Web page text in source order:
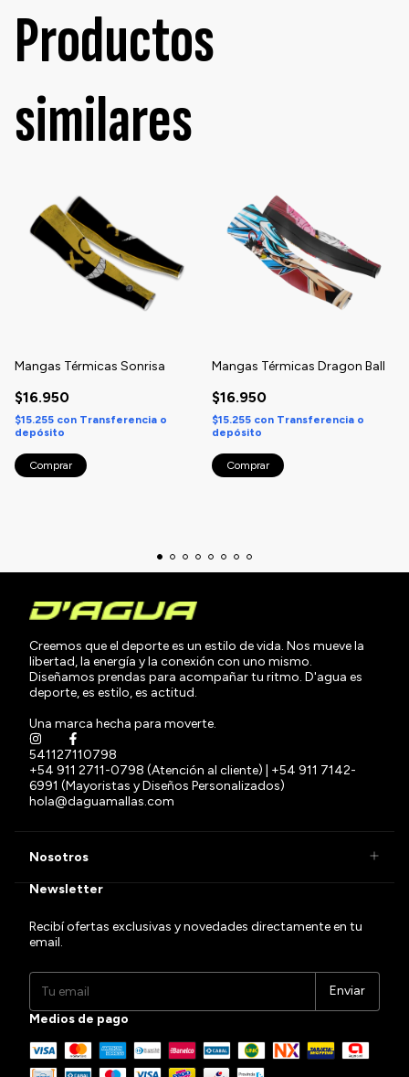
Productos
similares
Mangas Térmicas Sonrisa
$16.950
$15.255 con Transferencia o
depósito
Comprar
Mangas Térmicas Dragon Ball
$16.950
$15.255 con Transferencia o
depósito
Comprar
Creemos que el deporte es un estilo de vida. Nos mueve la
libertad, la energía y la conexión con uno mismo.
Diseñamos prendas para acompañar tu ritmo. D'agua es
deporte, es estilo, es actitud.
Una marca hecha para moverte.
541127110798
+54 911 2711-0798 (Atención al cliente) | +54 911 7142-
6991 (Mayoristas y Diseños Personalizados)
hola@daguamallas.com
Nosotros
Newsletter
Recibí ofertas exclusivas y novedades directamente en tu
email.
Medios de pago